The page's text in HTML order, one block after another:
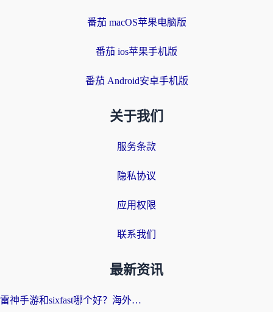
番茄 macOS苹果电脑版
番茄 ios苹果手机版
番茄 Android安卓手机版
关于我们
服务条款
隐私协议
应用权限
联系我们
最新资讯
雷神手游和sixfast哪个好？海外党亲测3款回国加速器，教你选对不踩坑